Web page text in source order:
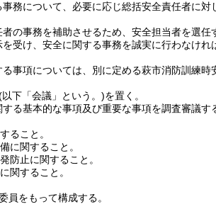
事務について、必要に応じ総括安全責任者に
の事務を補助させるため、安全担当者を選任
受け、安全に関する事務を誠実に行わなけれ
事項については、別に定める萩市消防訓練時
以下「会議」という。)を置く。
る基本的な事項及び重要な事項を調査審議す
ること。
に関すること。
防止に関すること。
関すること。
員をもって構成する。